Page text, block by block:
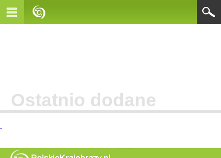
Ostatnio dodane